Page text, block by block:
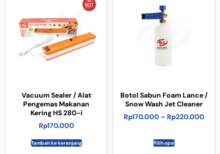
Vacuum Sealer / Alat
Pengemas Makanan
Kering HS 280-i
Rp170.000
Tambah ke keranjang
Botol Sabun Foam Lance /
Snow Wash Jet Cleaner
Rp170.000 – Rp220.000
Pilih opsi